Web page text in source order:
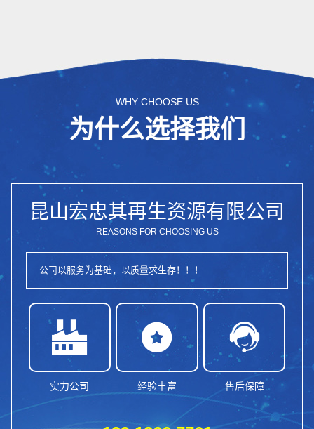
WHY CHOOSE US
为什么选择我们
昆山宏忠其再生资源有限公司
REASONS FOR CHOOSING US
公司以服务为基础，以质量求生存！！！

实力公司

经验丰富

售后保障